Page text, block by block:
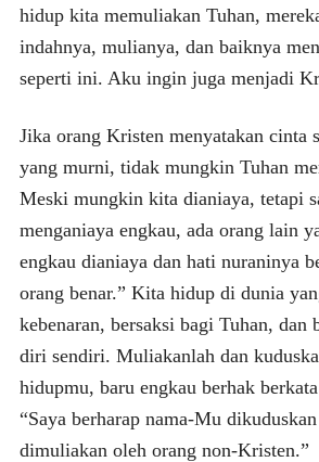
hidup kita memuliakan Tuhan,
indahnya, mulianya, dan baiknya
seperti ini. Aku ingin juga menjadi
Jika orang Kristen menyatakan cinta
yang murni, tidak mungkin Tuhan
Meski mungkin kita dianiaya, tetapi
menganiaya engkau, ada orang lain
engkau dianiaya dan hati nuraninya
orang benar.” Kita hidup di dunia
kebenaran, bersaksi bagi Tuhan, dan
diri sendiri. Muliakanlah dan
hidupmu, baru engkau berhak
“Saya berharap nama-Mu
dimuliakan oleh orang non-Kristen.”